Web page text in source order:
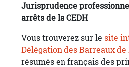
Jurisprudence
arrêts de la CEDH
Vous trouverez sur le site
Délégation des Barreaux de
résumés en français des